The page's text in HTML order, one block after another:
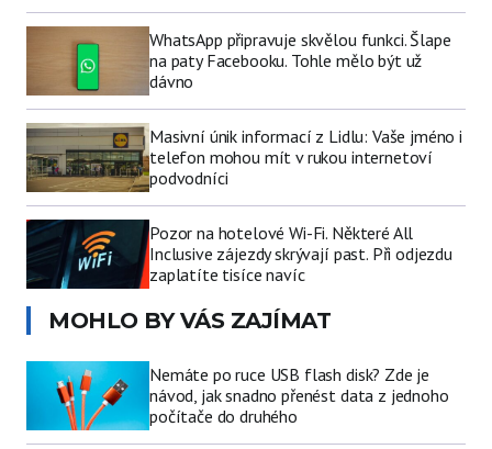
WhatsApp připravuje skvělou funkci. Šlape
na paty Facebooku. Tohle mělo být už
dávno
Masivní únik informací z Lidlu: Vaše jméno i
telefon mohou mít v rukou internetoví
podvodníci
Pozor na hotelové Wi-Fi. Některé All
Inclusive zájezdy skrývají past. Při odjezdu
zaplatíte tisíce navíc
MOHLO BY VÁS ZAJÍMAT
Nemáte po ruce USB flash disk? Zde je
návod, jak snadno přenést data z jednoho
počítače do druhého